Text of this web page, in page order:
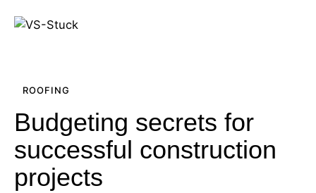
ROOFING
Budgeting secrets for
successful construction
projects